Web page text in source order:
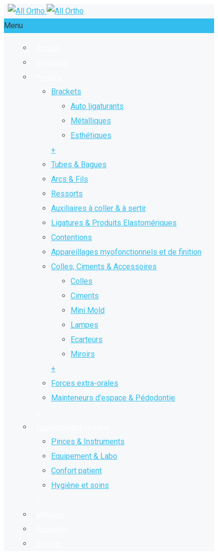
Menu
Brackets
Auto ligaturants
Métalliques
Esthétiques
+
Tubes & Bagues
Arcs & Fils
Ressorts
Auxiliaires à coller & à sertir
Ligatures & Produits Elastomériques
Contentions
Appareillages myofonctionnels et de finition
Colles, Ciments & Accessoires
Colles
Ciments
Mini Mold
Lampes
Ecarteurs
Miroirs
+
Forces extra-orales
Mainteneurs d’espace & Pédodontie
Pinces & Instruments
Equipement & Labo
Confort patient
Hygiène et soins